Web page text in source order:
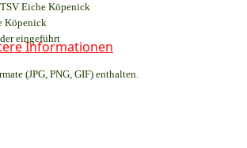
Informationen
Eiche Köpenick
Köpenick
eingeführt
(JPG, PNG, GIF) enthalten.